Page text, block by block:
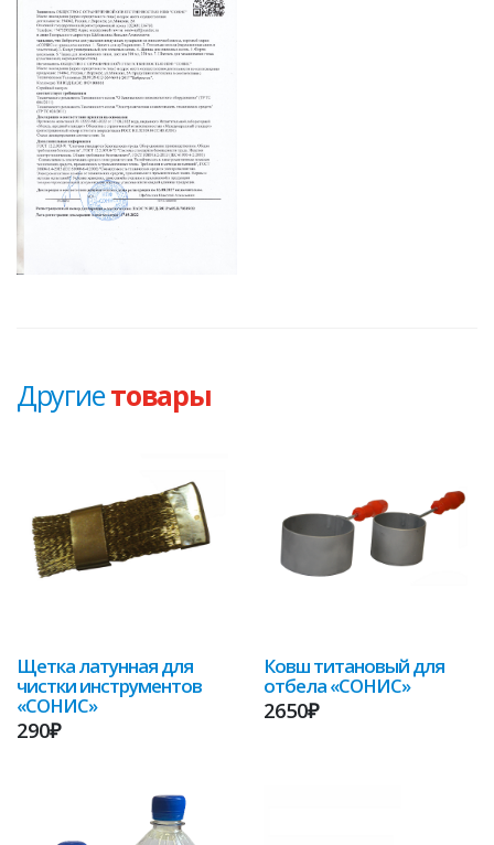
Другиетовары
Щетка латунная для
чистки инструментов
«СОНИС»
290₽
Ковш титановый для
отбела «СОНИС»
2650₽